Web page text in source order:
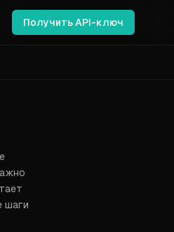
Получить API-ключ
шаги